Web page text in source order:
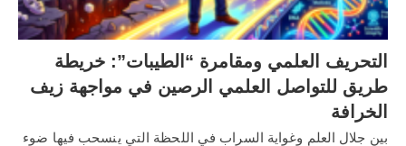
التحريف العلمي ومقامرة “الطيبات”: خريطة
طريق للتواصل العلمي الرصين في مواجهة زيف
الخرافة
بين جلال العلم وغواية السراب في اللحظة التي ينسحب فيها ضوء